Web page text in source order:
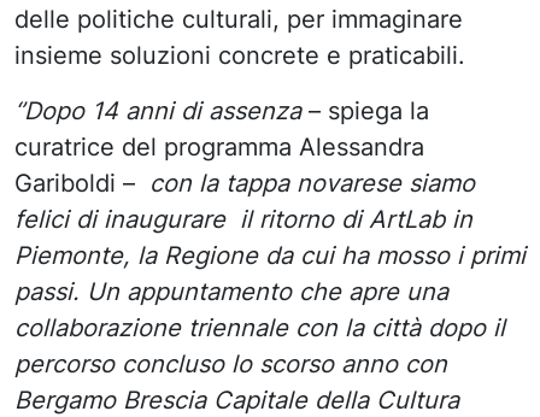
delle politiche culturali, per immaginare
insieme soluzioni concrete e praticabili.
‘’Dopo 14 anni di assenza – spiega la
curatrice del programma Alessandra
Gariboldi – con la tappa novarese siamo
felici di inaugurare il ritorno di ArtLab in
Piemonte, la Regione da cui ha mosso i primi
passi. Un appuntamento che apre una
collaborazione triennale con la città dopo il
percorso concluso lo scorso anno con
Bergamo Brescia Capitale della Cultura